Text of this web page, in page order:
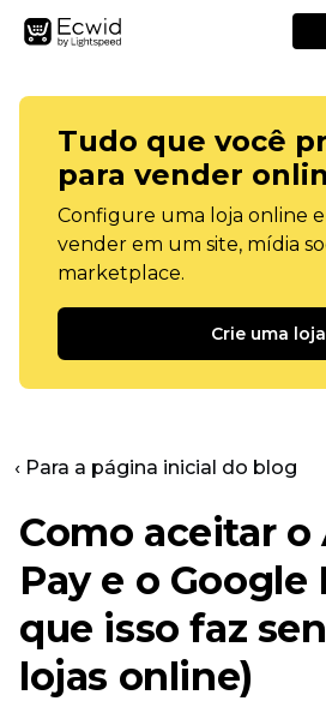
Tudo que você
para vender
Configure uma loja online
vender em um site, mídia
marketplace.
Crie uma loja
‹ Para a página inicial do blog
Como aceitar o
Pay e o Google
que isso faz
lojas online)